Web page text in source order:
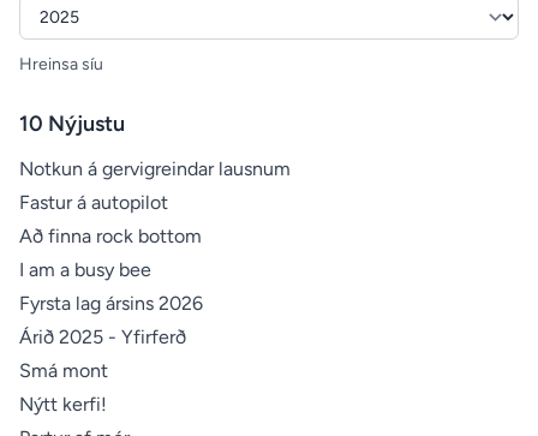
Hreinsa síu
10 Nýjustu
Notkun á gervigreindar lausnum
Fastur á autopilot
Að finna rock bottom
I am a busy bee
Fyrsta lag ársins 2026
Árið 2025 - Yfirferð
Smá mont
Nýtt kerfi!